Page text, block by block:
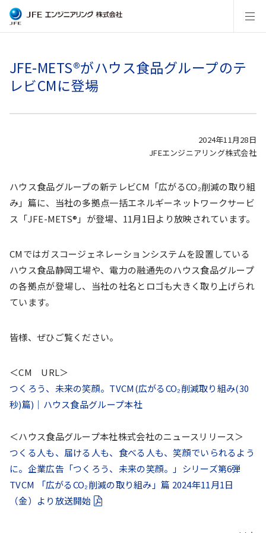
JFE-METS®がハウス食品グループのテ
レビCMに登場
2024年11月28日
JFEエンジニアリング株式会社
ハウス食品グループの新テレビCM「広がるCO₂削減の取り組
み」篇に、当社の多拠点⼀括エネルギーネットワークサービ
ス「JFE-METS®」が登場、11月1日より放映されています。
CMではガスコージェネレーションシステムを設置している
ハウス食品静岡工場や、電力の融通先のハウス食品グループ
の各拠点が登場し、当社の社名とロゴも大きく取り上げられ
ています。
皆様、ぜひご覧ください。
＜CM URL＞
つくろう、未来の笑顔。TVCM(広がるCO₂削減取り組み(30
秒)篇)｜ハウス食品グループ本社
＜ハウス食品グループ本社株式会社のニュースリリース＞
つくる人も、届ける人も、食べる人も、笑顔でいられるよう
に。企業広告「つくろう、未来の笑顔。」シリーズ第6弾
TVCM 「広がるCO₂削減の取り組み」篇 2024年11月1日
（金）より放送開始